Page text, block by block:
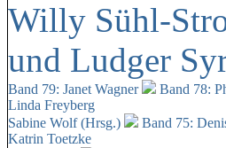
Willy Sühl-
und Ludger
Band 79: Janet Wagner Band 78:
Linda Freyberg
Sabine Wolf (Hrsg.)
Band 75:
Katrin Toetzke